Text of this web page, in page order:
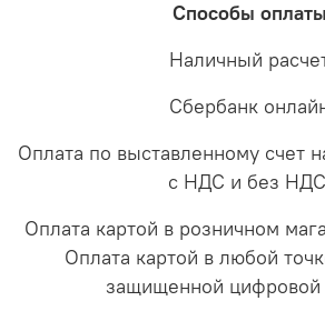
Способы оплаты
Наличный
Сбербанк
Оплата по выставленному счет
с НДС и без
Оплата картой в розничном
Оплата картой в любой
защищенной